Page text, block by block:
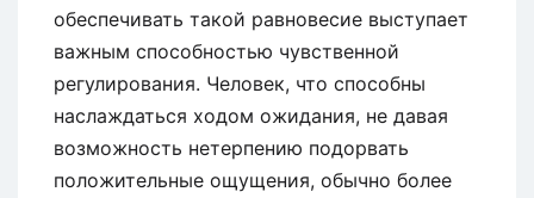
обеспечивать такой равновесие выступает
важным способностью чувственной
регулирования. Человек, что способны
наслаждаться ходом ожидания, не давая
возможность нетерпению подорвать
положительные ощущения, обычно более